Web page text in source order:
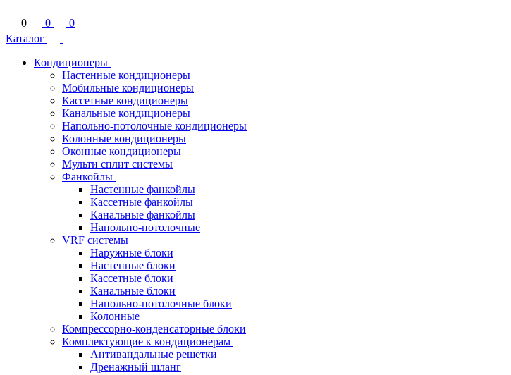
0 0
0
Каталог
Кондиционеры
Настенные кондиционеры
Мобильные кондиционеры
Кассетные кондиционеры
Канальные кондиционеры
Напольно-потолочные кондиционеры
Колонные кондиционеры
Оконные кондиционеры
Мульти сплит системы
Фанкойлы
Настенные фанкойлы
Кассетные фанкойлы
Канальные фанкойлы
Напольно-потолочные
VRF системы
Наружные блоки
Настенные блоки
Кассетные блоки
Канальные блоки
Напольно-потолочные блоки
Колонные
Компрессорно-конденсаторные блоки
Комплектующие к кондиционерам
Антивандальные решетки
Дренажный шланг